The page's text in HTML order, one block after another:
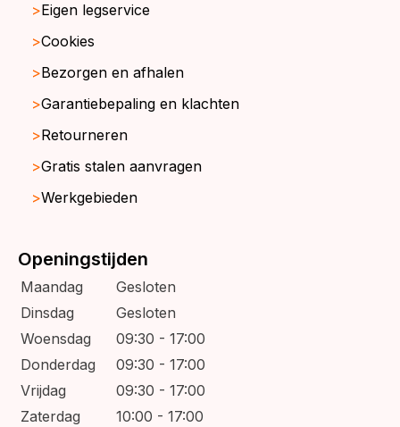
Eigen legservice
Cookies
Bezorgen en afhalen
Garantiebepaling en klachten
Retourneren
Gratis stalen aanvragen
Werkgebieden
Openingstijden
Maandag
Gesloten
Dinsdag
Gesloten
Woensdag
09:30 - 17:00
Donderdag
09:30 - 17:00
Vrijdag
09:30 - 17:00
Zaterdag
10:00 - 17:00